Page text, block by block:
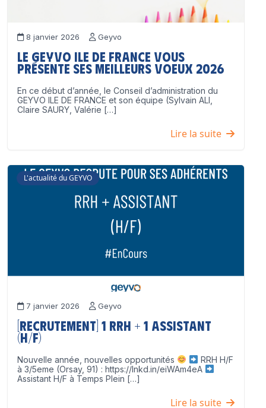
8 janvier 2026 Geyvo
Le GEYVO Ile de France vous
présente ses meilleurs voeux 2026
En ce début d’année, le Conseil d’administration du
GEYVO ILE DE FRANCE et son équipe (Sylvain ALI,
Claire SAURY, Valérie […]
Lire la suite
L'actualité du GEYVO
7 janvier 2026 Geyvo
[Recrutement] 1 RRH + 1 Assistant
(H/F)
Nouvelle année, nouvelles opportunités
RRH H/F
à 3/5eme (Orsay, 91) : https://lnkd.in/eiWAm4eA
Assistant H/F à Temps Plein […]
Lire la suite